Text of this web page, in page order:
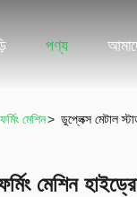
পণ্য
মেশিন> ডুপ্লেক্স মেটাল
মেশিন